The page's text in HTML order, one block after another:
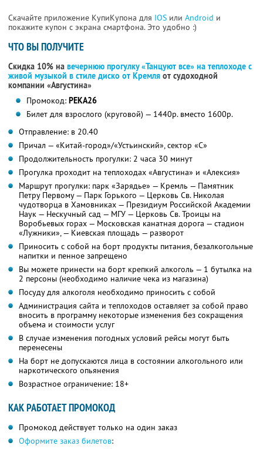
Скачайте приложение КупиКупона для IOS или Android и
покажите купон с экрана смартфона. Это удобно :)
ЧТО ВЫ ПОЛУЧИТЕ
Скидка 10% на вечернюю прогулку «Танцуют все» на теплоходе с
живой музыкой в стиле диско от Кремля от судоходной
компании «Августина»
Промокод: РЕКА26
Билет для взрослого (круговой) — 1440р. вместо 1600р.
Отправление: в 20.40
Причал — «Китай-город»/«Устьинский», сектор «С»
Продолжительность прогулки: 2 часа 30 минут
Прогулка проходит на теплоходах «Августина» и «Алексия»
Маршрут прогулки: парк «Зарядье» — Кремль — Памятник
Петру Первому — Парк Горького — Церковь Св. Николая
чудотворца в Хамовниках — Президиум Российской Академии
Наук — Нескучный сад — МГУ — Церковь Св. Троицы на
Воробьевых горах — Московская канатная дорога — стадион
«Лужники», — Киевская площадь — разворот
Приносить с собой на борт продукты питания, безалкогольные
напитки и пенное запрещено
Вы можете принести на борт крепкий алкоголь — 1 бутылка на
2 персоны (необходимо наличие чека из магазина)
Посуду для алкоголя необходимо приносить с собой
Администрация сайта и теплоходов оставляет за собой право
вносить в программу некоторые изменения без сокращения
объема и стоимости услуг
В случае изменения погодных условий рейсы могут быть
перенесены
На борт не допускаются лица в состоянии алкогольного или
наркотического опьянения
Возрастное ограничение: 18+
КАК РАБОТАЕТ ПРОМОКОД
Промокод действует только на один заказ
Оформите заказ билетов: